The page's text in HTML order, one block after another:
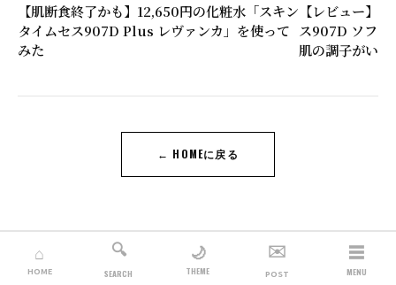
【肌断食終了かも】12,650円の化粧水「スキン
タイムセス907D Plus レヴァンカ」を使って
みた
【レビュー】
ス907D ソファ
肌の調子がいい
← HOMEに戻る
⌂
HOME
🔍
SEARCH
🌙
THEME
✉️
POST
☰
MENU